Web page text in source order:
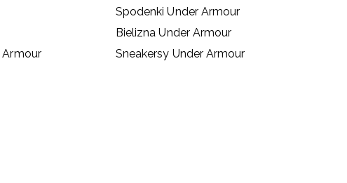
Spodenki Under Armour
Bielizna Under Armour
Armour Sneakersy Under Armour